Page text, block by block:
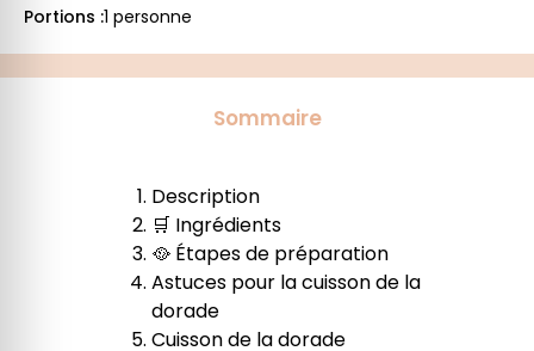
Portions :1 personne
Sommaire
Description
🛒 Ingrédients
🥘 Étapes de préparation
Astuces pour la cuisson de la
dorade
Cuisson de la dorade